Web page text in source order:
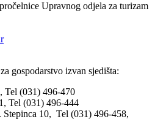
Upravnog odjela za turizam
gospodarstvo izvan sjedišta:
Tel (031) 496-470
Tel (031) 496-444
10, Tel (031) 496-458,